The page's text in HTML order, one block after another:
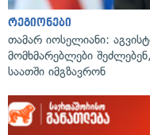
რეგიონები
თამარ იოსელიანი:
მომხმარებლები
საათში იმგზავრონ